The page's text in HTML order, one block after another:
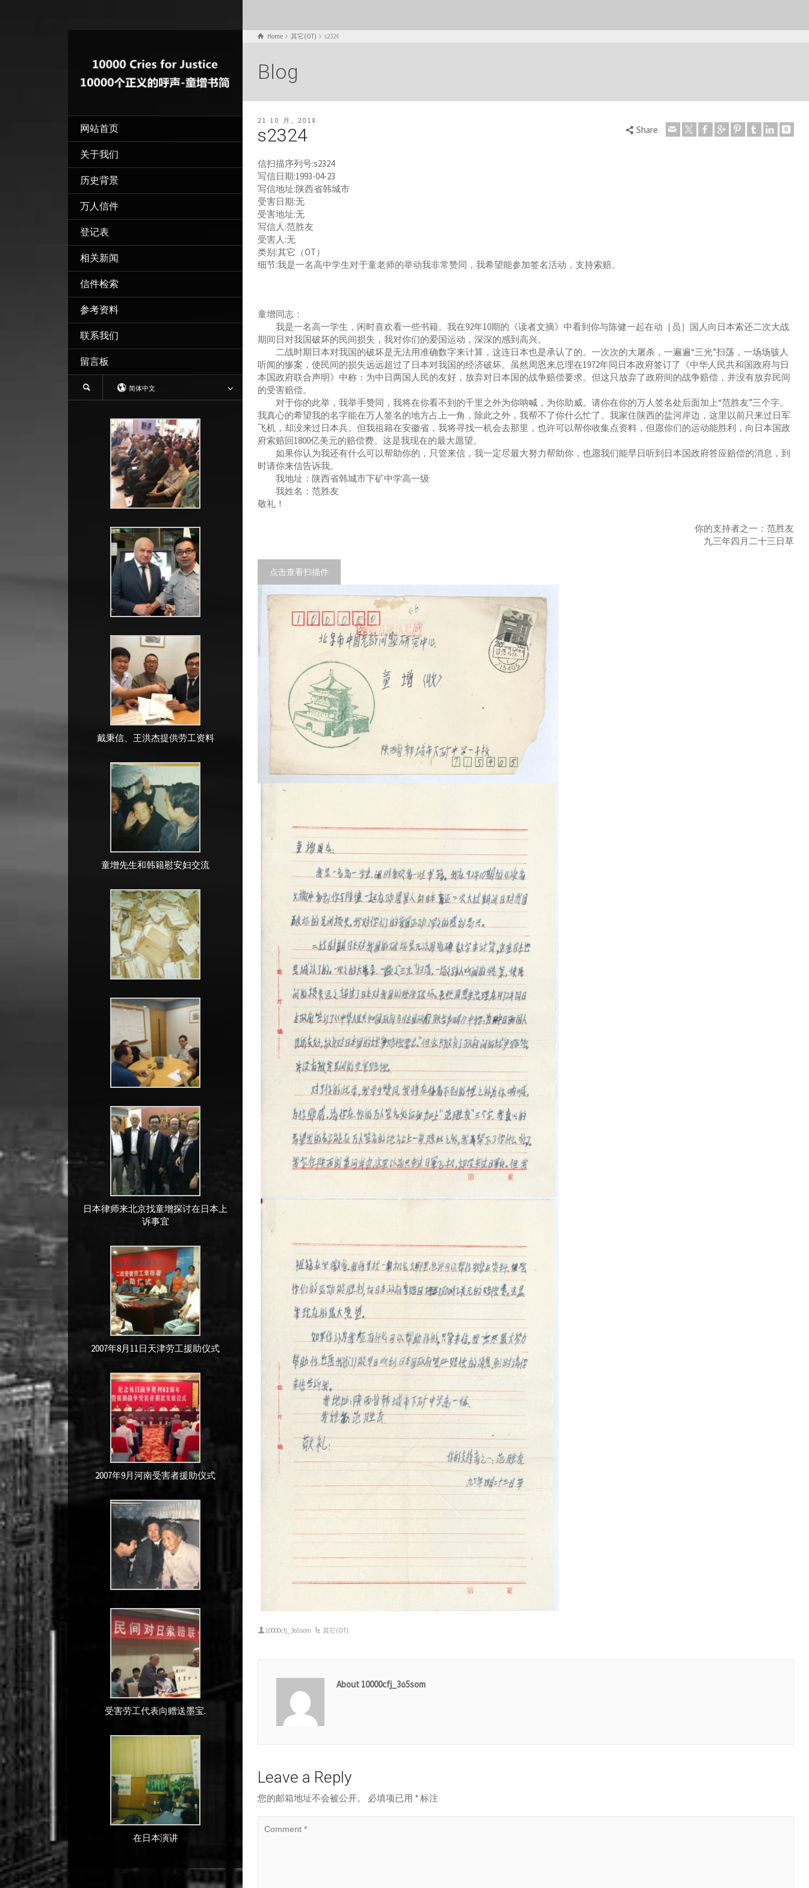
网站首页
关于我们
历史背景
万人信件
登记表
相关新闻
信件检索
参考资料
联系我们
留言板
简体中文
戴秉信、王洪杰提供劳工资料
童增先生和韩籍慰安妇交流
日本律师来北京找童增探讨在日本上
诉事宜
2007年8月11日天津劳工援助仪式
2007年9月河南受害者援助仪式
受害劳工代表向赠送墨宝.
在日本演讲
Home 其它(OT) s2324
Blog
21 10 月, 2018
s2324 Share
信扫描序列号:s2324
写信日期:1993-04-23
写信地址:陕西省韩城市
受害日期:无
受害地址:无
写信人:范胜友
受害人:无
类别:其它（OT）
细节:我是一名高中学生对于童老师的举动我非常赞同，我希望能参加签名活动，支持索赔。
童增同志：
我是一名高一学生，闲时喜欢看一些书籍。我在92年10期的《读者文摘》中看到你与陈健一起在动［员］国人向日本索还二次大战
期间日对我国破坏的民间损失，我对你们的爱国运动，深深的感到高兴。
二战时期日本对我国的破坏是无法用准确数字来计算，这连日本也是承认了的。一次次的大屠杀，一遍遍“三光”扫荡，一场场骇人
听闻的惨案，使民间的损失远远超过了日本对我国的经济破坏。虽然周恩来总理在1972年同日本政府签订了《中华人民共和国政府与日
本国政府联合声明》中称：为中日两国人民的友好，放弃对日本国的战争赔偿要求。但这只放弃了政府间的战争赔偿，并没有放弃民间
的受害赔偿。
对于你的此举，我举手赞同，我将在你看不到的千里之外为你呐喊，为你助威。请你在你的万人签名处后面加上“范胜友”三个字。
我真心的希望我的名字能在万人签名的地方占上一角，除此之外，我帮不了你什么忙了。我家住陕西的盐河岸边，这里以前只来过日军
飞机，却没来过日本兵。但我祖籍在安徽省，我将寻找一机会去那里，也许可以帮你收集点资料，但愿你们的运动能胜利，向日本国政
府索赔回1800亿美元的赔偿费。这是我现在的最大愿望。
如果你认为我还有什么可以帮助你的，只管来信，我一定尽最大努力帮助你，也愿我们能早日听到日本国政府答应赔偿的消息，到
时请你来信告诉我。
我地址：陕西省韩城市下矿中学高一级
我姓名：范胜友
敬礼！
你的支持者之一：范胜友
九三年四月二十三日草
10000cfj_3o5som 其它(OT)
About 10000cfj_3o5som
Leave a Reply
您的邮箱地址不会被公开。 必填项已用 *标注